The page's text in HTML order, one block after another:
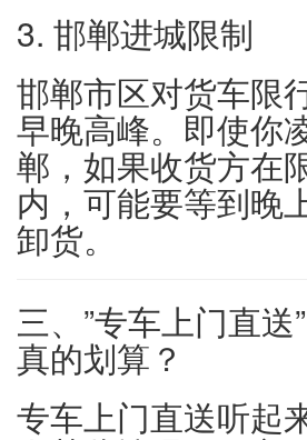
3. 邯郸进城限制
邯郸市区对货车限
早晚高峰。即使你
郸，如果收货方在
内，可能要等到晚
卸货。
三、”专车上门直送
真的划算？
专车上门直送听起